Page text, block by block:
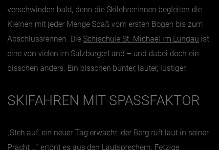
August
September
Oktober
Dezember
verschwinden bald, denn die Skilehrer:innen begleiten die
Kleinen mit jeder Menge Spaß vom ersten Bogen bis zum
Abschlussrennen. Die Schischule St. Michael im Lungau ist
eine von vielen im SalzburgerLand – und dabei doch ein
bisschen anders. Ein bisschen bunter, lauter, lustiger.
SKIFAHREN MIT SPASSFAKTOR
„Steh auf, ein neuer Tag erwacht, der Berg ruft laut in seiner
Pracht …“ ertönt es aus den Lautsprechern. Fetzige